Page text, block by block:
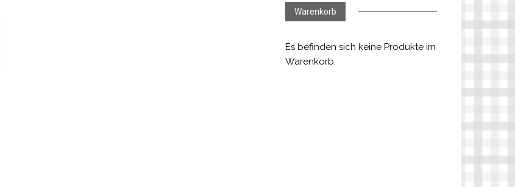
Warenkorb
Es befinden sich keine Produkte im
Warenkorb.